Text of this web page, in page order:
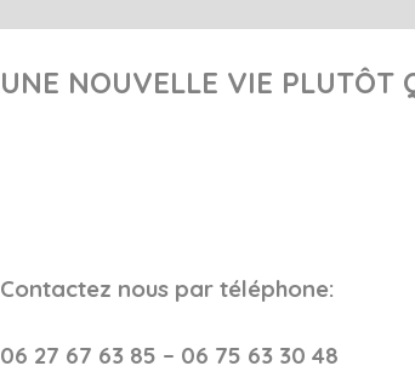
UNE NOUVELLE VIE PLUTÔT
Contactez nous par téléphone:
06 27 67 63 85 – 06 75 63 30 48